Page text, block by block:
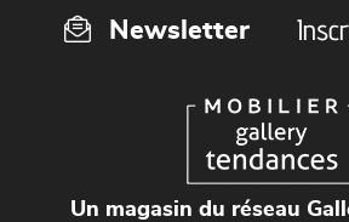
Newsletter
Un magasin du réseau